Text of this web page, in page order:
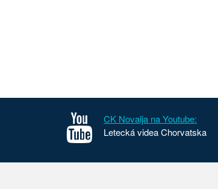
CK Novalja na Youtube:
Letecká videa Chorvatska